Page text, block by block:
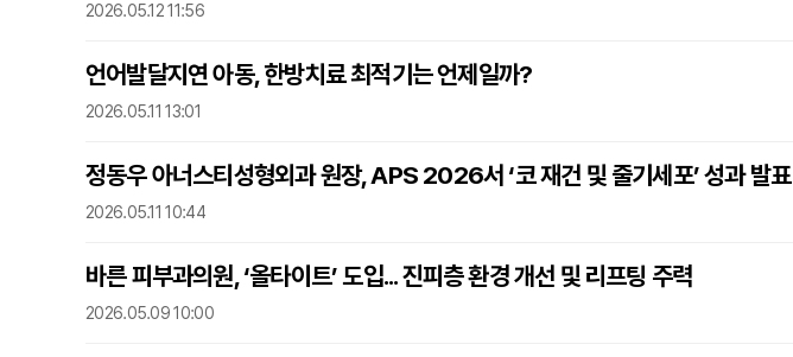
2026.05.12 11:56
언어발달지연 아동, 한방치료 최적기는 언제일까?
2026.05.11 13:01
정동우 아너스티성형외과 원장, APS 2026서 ‘코 재건 및 줄기세포’ 성과 발표
2026.05.11 10:44
바른 피부과의원, ‘올타이트’ 도입... 진피층 환경 개선 및 리프팅 주력
2026.05.09 10:00